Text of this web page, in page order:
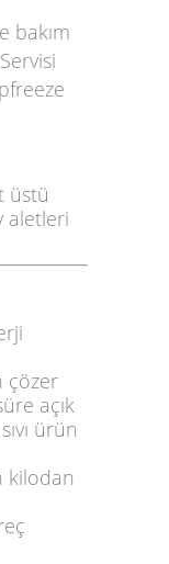
bakım
üstü
aletleri
çözer
açık
ürün
kilodan